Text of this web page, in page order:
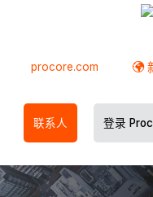
procore.com
联系人 登录